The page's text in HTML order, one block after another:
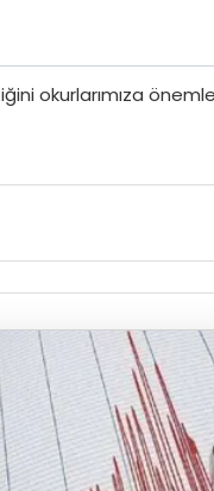
okurlarımıza önemle